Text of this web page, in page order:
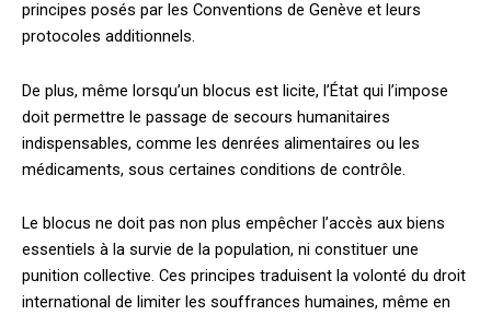
principes posés par les Conventions de Genève et leurs
protocoles additionnels.
De plus, même lorsqu’un blocus est licite, l’État qui l’impose
doit permettre le passage de secours humanitaires
indispensables, comme les denrées alimentaires ou les
médicaments, sous certaines conditions de contrôle.
Le blocus ne doit pas non plus empêcher l’accès aux biens
essentiels à la survie de la population, ni constituer une
punition collective. Ces principes traduisent la volonté du droit
international de limiter les souffrances humaines, même en